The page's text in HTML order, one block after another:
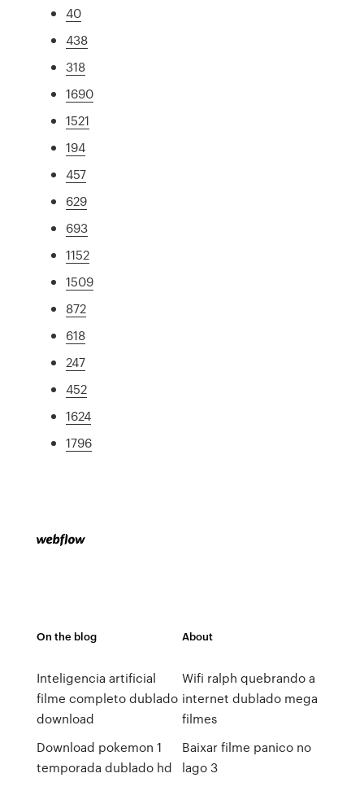
40
438
318
1690
1521
194
457
629
693
1152
1509
872
618
247
452
1624
1796
On the blog
Inteligencia artificial
filme completo dublado
download
Download pokemon 1
temporada dublado hd
About
Wifi ralph quebrando a
internet dublado mega
filmes
Baixar filme panico no
lago 3